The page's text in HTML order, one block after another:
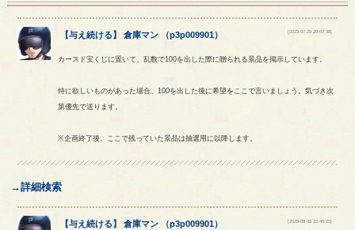
【与え続ける】倉庫マン （p3p009901） [2023-07-29 20:07:38]
カースド宝くじに置いて、乱数で100を出した際に贈られる景品を掲示しています。
特に欲しいものがあった場合、100を出した後に希望をここで言いましょう。気づき次
第優先で送ります。
※企画終了後、ここで残っていた景品は抽選用に以降します。
→詳細検索
【与え続ける】倉庫マン （p3p009901） [2023-08-03 22:45:25]